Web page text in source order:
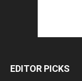
EDITOR PICKS